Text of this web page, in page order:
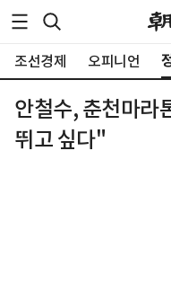
조선경제 오피니언
안철수, 춘천마라
뛰고 싶다"